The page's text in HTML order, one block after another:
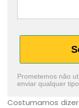
Prometemos não
enviar qualquer tipo
Costumamos